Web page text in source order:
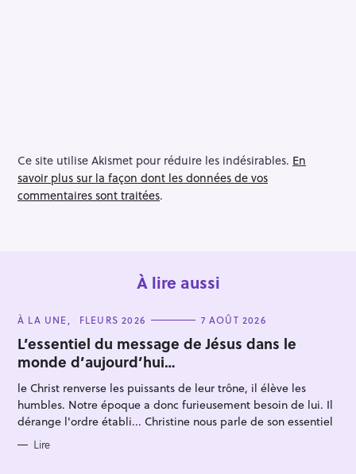
Ce site utilise Akismet pour réduire les indésirables. En
savoir plus sur la façon dont les données de vos
commentaires sont traitées.
À lire aussi
C
T
E
G
O
R
I
E
S
À LA UNE FLEURS 2026 7 AOÛT 2026
L’essentiel du message de Jésus dans le
monde d’aujourd’hui…
le Christ renverse les puissants de leur trône, il élève les
humbles. Notre époque a donc furieusement besoin de lui. Il
dérange l'ordre établi... Christine nous parle de son essentiel
Lire